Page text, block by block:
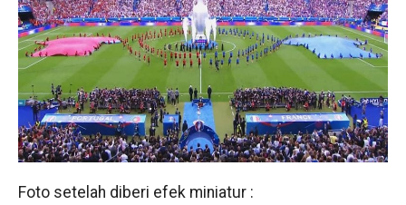
Foto setelah diberi efek miniatur :